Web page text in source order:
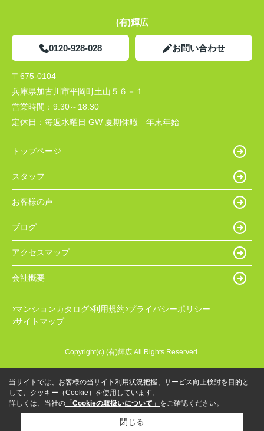
(有)輝広
0120-928-028 お問い合わせ
〒675-0104
兵庫県加古川市平岡町土山５６－１
営業時間： 9:30～18:30
定休日： 毎週水曜日 GW 夏期休暇 年末年始
トップページ
スタッフ
お客様の声
ブログ
アクセスマップ
会社概要
マンションカタログ 利用規約 プライバシーポリシー
サイトマップ
Copyright(c) (有)輝広 All Rights Reserved.
当サイトでは、お客様の当サイト利用状況把握、サービス向上検討を目的と
して、クッキー（Cookie）を使用しています。
詳しくは、当社の 「Cookieの取扱いについて」 をご確認ください。
閉じる